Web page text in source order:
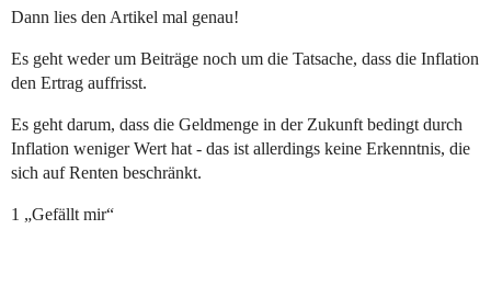
Dann lies den Artikel mal genau!
Es geht weder um Beiträge noch um die Tatsache, dass die Inflation
den Ertrag auffrisst.
Es geht darum, dass die Geldmenge in der Zukunft bedingt durch
Inflation weniger Wert hat - das ist allerdings keine Erkenntnis, die
sich auf Renten beschränkt.
1 „Gefällt mir“